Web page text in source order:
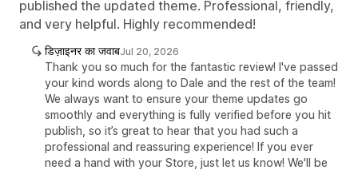
published the updated theme. Professional, friendly,
and very helpful. Highly recommended!
डिज़ाइनर का जवाबJul 20, 2026
Thank you so much for the fantastic review! I've passed
your kind words along to Dale and the rest of the team!
We always want to ensure your theme updates go
smoothly and everything is fully verified before you hit
publish, so it’s great to hear that you had such a
professional and reassuring experience! If you ever
need a hand with your Store, just let us know! We'll be